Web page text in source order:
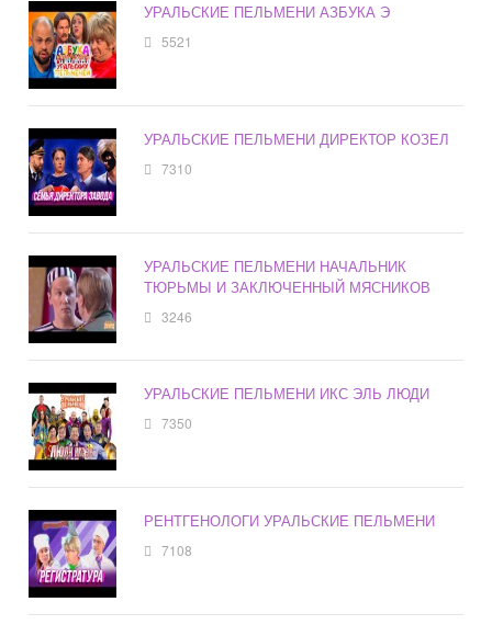
УРАЛЬСКИЕ ПЕЛЬМЕНИ АЗБУКА Э
5521
УРАЛЬСКИЕ ПЕЛЬМЕНИ ДИРЕКТОР КОЗЕЛ
7310
УРАЛЬСКИЕ ПЕЛЬМЕНИ НАЧАЛЬНИК
ТЮРЬМЫ И ЗАКЛЮЧЕННЫЙ МЯСНИКОВ
3246
УРАЛЬСКИЕ ПЕЛЬМЕНИ ИКС ЭЛЬ ЛЮДИ
7350
РЕНТГЕНОЛОГИ УРАЛЬСКИЕ ПЕЛЬМЕНИ
7108